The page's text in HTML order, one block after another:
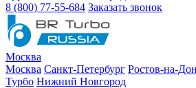
8 (800) 77-55-684 Заказать звонок
Москва
Москва Санкт-Петербург Ростов-на-
Турбо Нижний Новгород